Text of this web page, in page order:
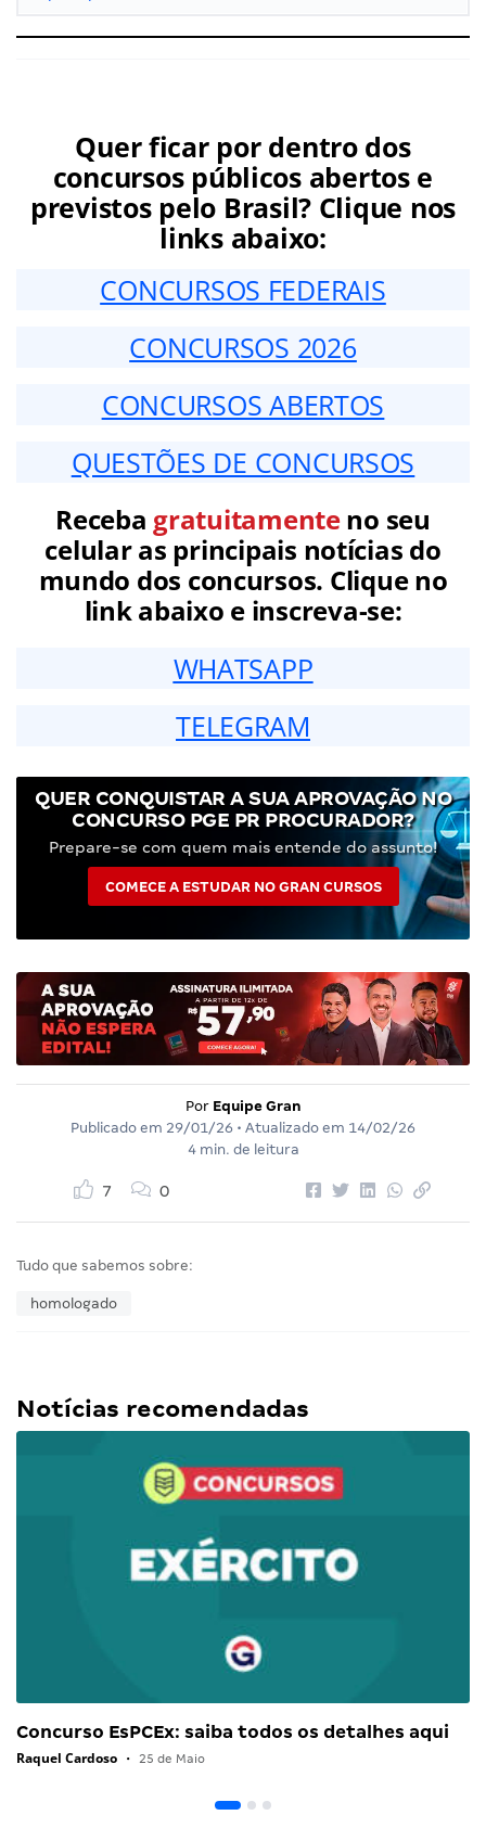
Quer ficar por dentro dos
concursos públicos abertos e
previstos pelo Brasil? Clique nos
links abaixo:
CONCURSOS FEDERAIS
CONCURSOS 2026
CONCURSOS ABERTOS
QUESTÕES DE CONCURSOS
Receba gratuitamenteno seu
celular as principais notícias do
mundo dos concursos. Clique no
link abaixo e inscreva-se:
WHATSAPP
TELEGRAM
QUER CONQUISTAR A SUA APROVAÇÃO NO
CONCURSO PGE PR PROCURADOR?
Prepare-se com quem mais entende do assunto!
COMECE A ESTUDAR NO GRAN CURSOS
Por Equipe Gran
Publicado em 29/01/26 • Atualizado em 14/02/26
4 min. de leitura
7 0
Tudo que sabemos sobre:
homologado
Notícias recomendadas
Concurso EsPCEx: saiba todos os detalhes aqui
Raquel Cardoso • 25 de Maio